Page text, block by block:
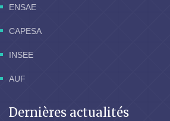
ENSAE
CAPESA
INSEE
AUF
Dernières actualités